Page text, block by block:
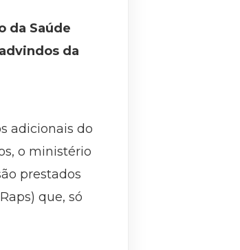
da Saúde
da
adicionais do
o ministério
prestados
que, só